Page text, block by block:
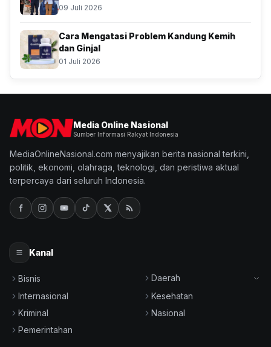
09 Juli 2026
Cara Mengatasi Problem Kandung Kemih
dan Ginjal
01 Juli 2026
Media Online Nasional
Sumber Informasi Rakyat Indonesia
MediaOnlineNasional.com menyajikan berita nasional terkini,
politik, ekonomi, olahraga, teknologi, dan peristiwa aktual
terpercaya dari seluruh Indonesia.
Kanal
Bisnis
Daerah
Internasional
Kesehatan
Kriminal
Nasional
Pemerintahan